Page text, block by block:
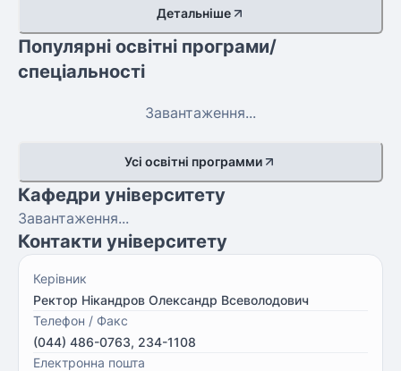
Детальніше
Популярні освітні програми/
спеціальності
Завантаження...
Усі освітні программи
Кафедри університету
Завантаження...
Контакти університету
Керівник
Ректор Нікандров Олександр Всеволодович
Телефон / Факс
(044) 486-0763, 234-1108
Електронна пошта